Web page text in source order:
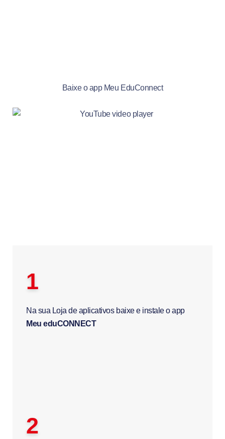
Baixe o app Meu EduConnect
1
Na sua Loja de aplicativos baixe e instale o app
Meu eduCONNECT
2